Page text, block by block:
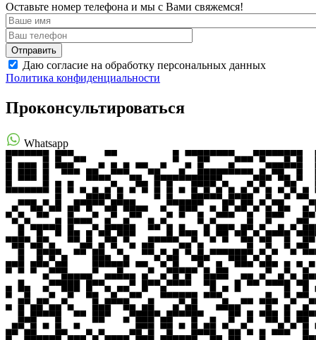
Оставьте номер телефона и мы с Вами свяжемся!
Даю согласие на обработку персональных данных
Политика конфиденциальности
Проконсультироваться
Whatsapp